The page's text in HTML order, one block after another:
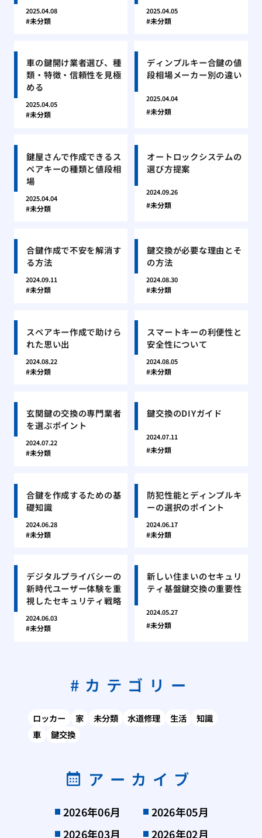
2025.04.08
未分類
2025.04.05
未分類
車の鍵開け業者選び、種
類・特徴・信頼性を見極
める
2025.04.05
未分類
ディンプルキー合鍵の値
段相場メーカー別の違い
2025.04.04
未分類
鍵屋さんで作成できるス
ペアキーの種類と値段相
場
2025.04.04
未分類
オートロックシステムの
選び方提案
2024.09.26
未分類
合鍵作成で不安を解消す
る方法
2024.09.11
未分類
鍵交換が必要な理由とそ
の方法
2024.08.30
未分類
スペアキー作成で助けら
れた思い出
2024.08.22
未分類
スマートキーの利便性と
安全性について
2024.08.05
未分類
玄関鍵の交換の専門業者
を選ぶポイント
2024.07.22
未分類
鍵交換のDIYガイド
2024.07.11
未分類
合鍵を作成するための基
礎知識
2024.06.28
未分類
防犯性能とディンプルキ
ーの選択のポイント
2024.06.17
未分類
デジタルプライバシーの
新時代ユーザー体験を重
視したセキュリティ戦略
2024.06.03
未分類
新しい住まいのセキュリ
ティ基盤鍵交換の重要性
2024.05.27
未分類
カテゴリー
ロッカー 家 未分類 水道修理 生活
知識
車
鍵交換
アーカイブ
2026年06月
2026年05月
2026年03月
2026年02月